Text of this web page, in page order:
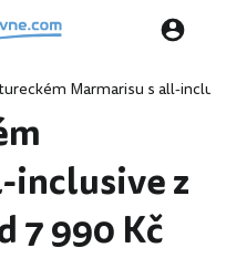
Marmarisu s all-
inclusive z
7 990 Kč